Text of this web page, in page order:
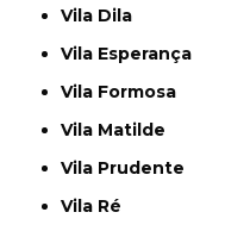
Vila Dila
Vila Esperança
Vila Formosa
Vila Matilde
Vila Prudente
Vila Ré